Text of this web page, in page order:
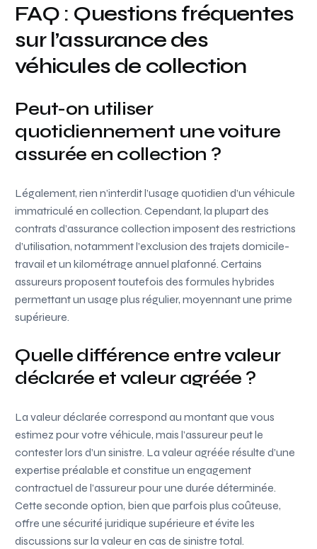
FAQ : Questions fréquentes
sur l’assurance des
véhicules de collection
Peut-on utiliser
quotidiennement une voiture
assurée en collection ?
Légalement, rien n’interdit l’usage quotidien d’un véhicule
immatriculé en collection. Cependant, la plupart des
contrats d’assurance collection imposent des restrictions
d’utilisation, notamment l’exclusion des trajets domicile-
travail et un kilométrage annuel plafonné. Certains
assureurs proposent toutefois des formules hybrides
permettant un usage plus régulier, moyennant une prime
supérieure.
Quelle différence entre valeur
déclarée et valeur agréée ?
La valeur déclarée correspond au montant que vous
estimez pour votre véhicule, mais l’assureur peut le
contester lors d’un sinistre. La valeur agréée résulte d’une
expertise préalable et constitue un engagement
contractuel de l’assureur pour une durée déterminée.
Cette seconde option, bien que parfois plus coûteuse,
offre une sécurité juridique supérieure et évite les
discussions sur la valeur en cas de sinistre total.